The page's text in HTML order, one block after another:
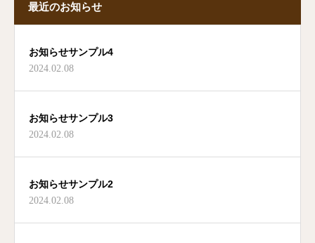
最近のお知らせ
お知らせサンプル4
2024.02.08
お知らせサンプル3
2024.02.08
お知らせサンプル2
2024.02.08